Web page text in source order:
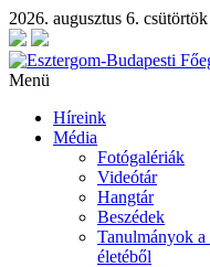
2026. augusztus 6. csütörtök
Menü
Híreink
Média
Fotógalériák
Videótár
Hangtár
Beszédek
Tanulmányok a
életéből